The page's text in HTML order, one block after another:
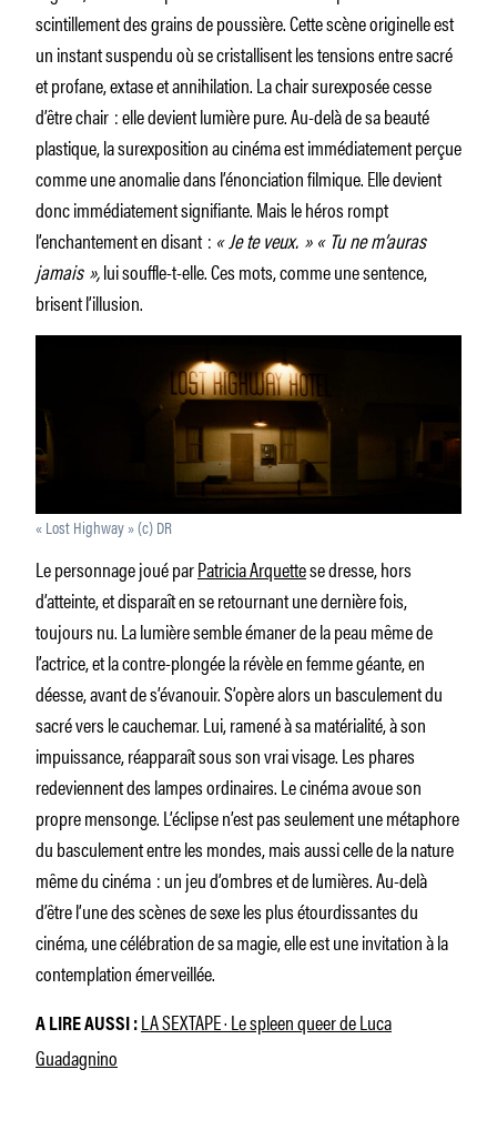
scintillement des grains de poussière. Cette scène originelle est
un instant suspendu où se cristallisent les tensions entre sacré
et profane, extase et annihilation. La chair surexposée cesse
d’être chair : elle devient lumière pure. Au-delà de sa beauté
plastique, la surexposition au cinéma est immédiatement perçue
comme une anomalie dans l’énonciation filmique. Elle devient
donc immédiatement signifiante. Mais le héros rompt
l’enchantement en disant : « Je te veux. » « Tu ne m’auras
jamais »,lui souffle-t-elle. Ces mots, comme une sentence,
brisent l’illusion.
« Lost Highway » (c) DR
Le personnage joué parPatricia Arquettese dresse, hors
d’atteinte, et disparaît en se retournant une dernière fois,
toujours nu. La lumière semble émaner de la peau même de
l’actrice, et la contre-plongée la révèle en femme géante, en
déesse, avant de s’évanouir. S’opère alors un basculement du
sacré vers le cauchemar. Lui, ramené à sa matérialité, à son
impuissance, réapparaît sous son vrai visage. Les phares
redeviennent des lampes ordinaires. Le cinéma avoue son
propre mensonge. L’éclipse n’est pas seulement une métaphore
du basculement entre les mondes, mais aussi celle de la nature
même du cinéma : un jeu d’ombres et de lumières. Au-delà
d’être l’une des scènes de sexe les plus étourdissantes du
cinéma, une célébration de sa magie, elle est une invitation à la
contemplation émerveillée.
A LIRE AUSSI : LA SEXTAPE · Le spleen queer de Luca
Guadagnino